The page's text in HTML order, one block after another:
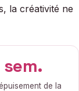
la créativité ne
sem.
de la